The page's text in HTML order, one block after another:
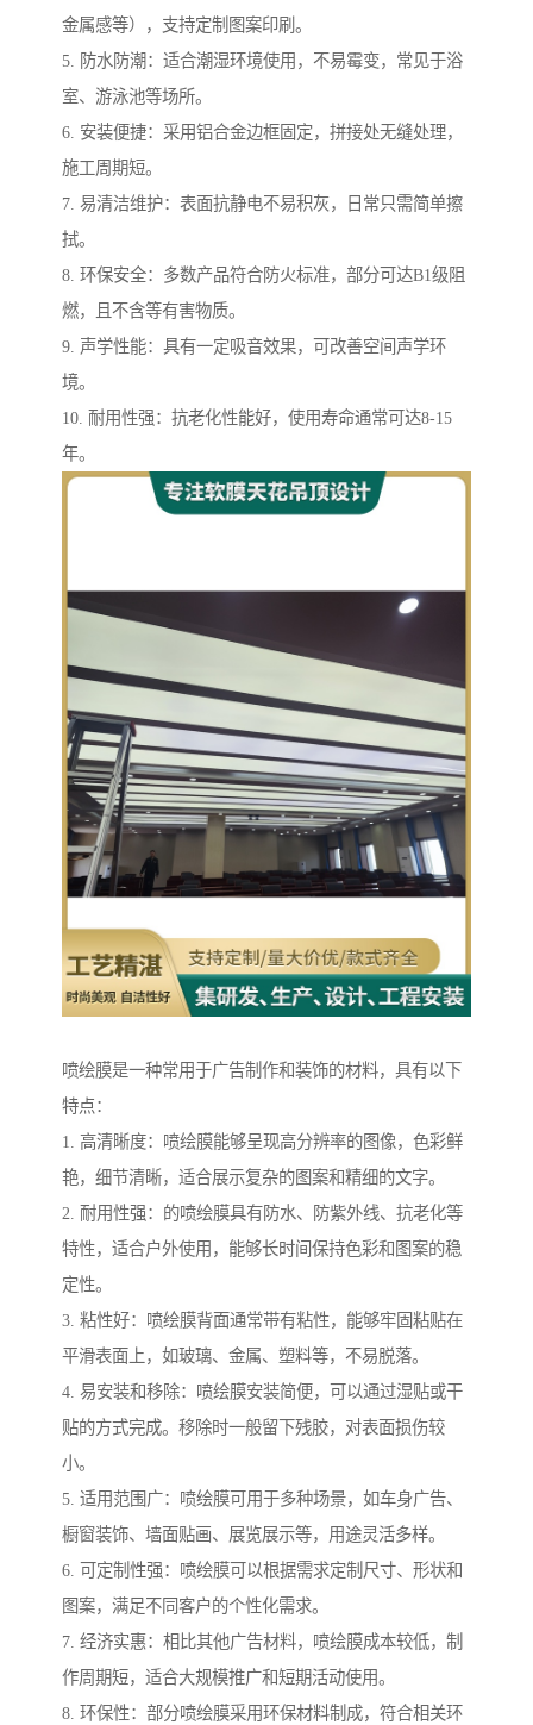
金属感等），支持定制图案印刷。
5. 防水防潮：适合潮湿环境使用，不易霉变，常见于浴
室、游泳池等场所。
6. 安装便捷：采用铝合金边框固定，拼接处无缝处理，
施工周期短。
7. 易清洁维护：表面抗静电不易积灰，日常只需简单擦
拭。
8. 环保安全：多数产品符合防火标准，部分可达B1级阻
燃，且不含等有害物质。
9. 声学性能：具有一定吸音效果，可改善空间声学环
境。
10. 耐用性强：抗老化性能好，使用寿命通常可达8-15
年。
喷绘膜是一种常用于广告制作和装饰的材料，具有以下
特点：
1. 高清晰度：喷绘膜能够呈现高分辨率的图像，色彩鲜
艳，细节清晰，适合展示复杂的图案和精细的文字。
2. 耐用性强：的喷绘膜具有防水、防紫外线、抗老化等
特性，适合户外使用，能够长时间保持色彩和图案的稳
定性。
3. 粘性好：喷绘膜背面通常带有粘性，能够牢固粘贴在
平滑表面上，如玻璃、金属、塑料等，不易脱落。
4. 易安装和移除：喷绘膜安装简便，可以通过湿贴或干
贴的方式完成。移除时一般留下残胶，对表面损伤较
小。
5. 适用范围广：喷绘膜可用于多种场景，如车身广告、
橱窗装饰、墙面贴画、展览展示等，用途灵活多样。
6. 可定制性强：喷绘膜可以根据需求定制尺寸、形状和
图案，满足不同客户的个性化需求。
7. 经济实惠：相比其他广告材料，喷绘膜成本较低，制
作周期短，适合大规模推广和短期活动使用。
8. 环保性：部分喷绘膜采用环保材料制成，符合相关环